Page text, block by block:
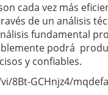
cada vez más
de un análisis
fundamental
podrá
y confiables.
8Bt-GCHnjz4/